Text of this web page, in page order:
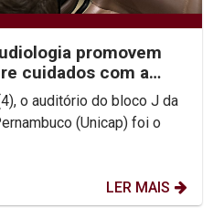
promovem
cuidados com a
o auditório do bloco J da
(Unicap) foi o
LER MAIS